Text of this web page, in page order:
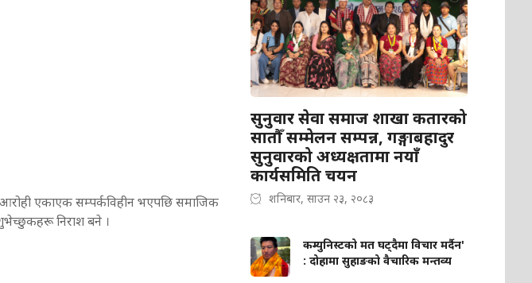
एकाएक सम्पर्कविहीन भएपछि समाजिक
निराश बने ।
सुनुवार सेवा समाज शाखा कतारको
सातौँ सम्मेलन सम्पन्न, गङ्गाबहादुर
सुनुवारको अध्यक्षतामा नयाँ
कार्यसमिति चयन
शनिबार, साउन २३, २०८३
कम्युनिस्टको मत घट्दैमा विचार मर्दैन'
: दोहामा सुहाङको वैचारिक मन्तव्य